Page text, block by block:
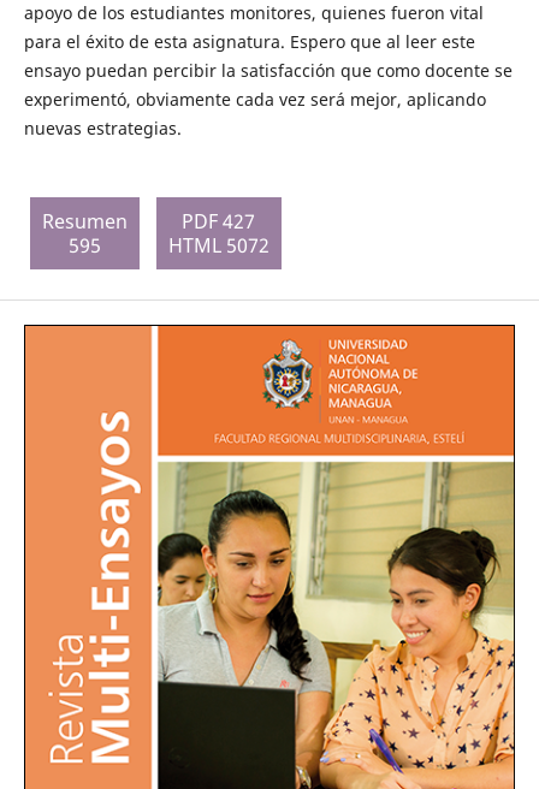
apoyo de los estudiantes monitores, quienes fueron vital
para el éxito de esta asignatura. Espero que al leer este
ensayo puedan percibir la satisfacción que como docente se
experimentó, obviamente cada vez será mejor, aplicando
nuevas estrategias.
Resumen
595
PDF 427
HTML 5072